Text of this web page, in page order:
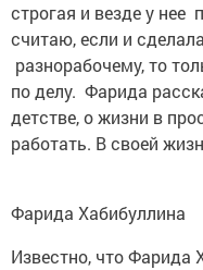
строгая и везде у нее
считаю, если и
разнорабочему, то
по делу. Фарида
детстве, о жизни в
работать. В своей
Фарида Хабибуллина
Известно, что Фарида